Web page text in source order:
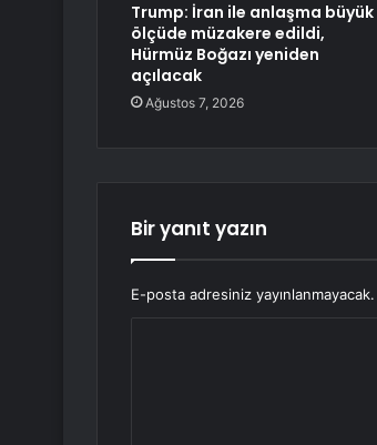
Trump: İran ile anlaşma büyük
ölçüde müzakere edildi,
Hürmüz Boğazı yeniden
açılacak
Ağustos 7, 2026
Bir yanıt yazın
E-posta adresiniz yayınlanmayacak.